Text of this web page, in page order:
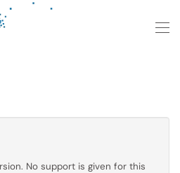
No support is given for this